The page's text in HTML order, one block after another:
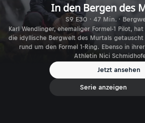
In den Bergen des
S9 E30 · 47 Min. ·
Karl Wendlinger, ehemaliger Formel-1 Pilot,
die idyllische Bergwelt des Murtals
rund um den Formel 1-Ring. Ebenso in
Athletin Nici
Jetzt ansehen
Serie anzeigen